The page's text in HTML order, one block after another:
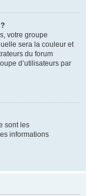
votre groupe
sera la couleur et
du forum
d’utilisateurs par
sont les
informations